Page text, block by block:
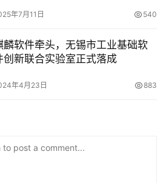
年7月11日 540
麟软件牵头，无锡市工业基础软
创新联合实验室正式落成
年4月23日 883
post a comment...